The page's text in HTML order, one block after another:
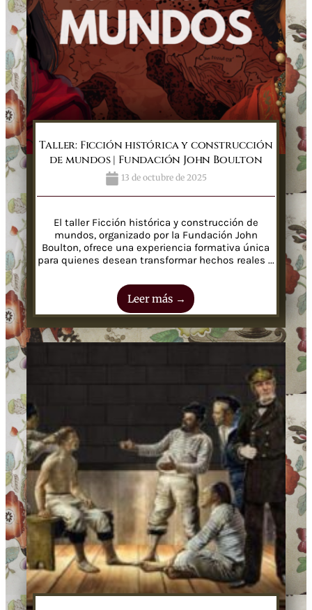
Taller: Ficción histórica y construcción
de mundos | Fundación John Boulton
13 de octubre de 2025
El taller Ficción histórica y construcción de
mundos, organizado por la Fundación John
Boulton, ofrece una experiencia formativa única
para quienes desean transformar hechos reales ...
Leer más →